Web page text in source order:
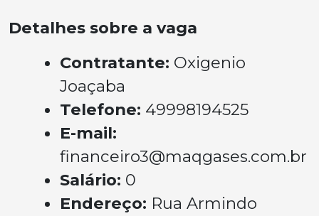
Detalhes sobre a vaga
Contratante: Oxigenio
Joaçaba
Telefone: 49998194525
E-mail:
financeiro3@maqgases.com.br
Salário: 0
Endereço: Rua Armindo